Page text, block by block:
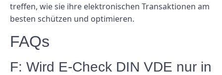
treffen, wie sie ihre elektronischen Transaktionen am
besten schützen und optimieren.
FAQs
F: Wird E-Check DIN VDE nur in